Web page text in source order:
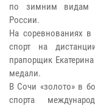
по зимним видам
России.
На соревнованиях
спорт на
прапорщик
медали.
В Сочи «золото» в
спорта